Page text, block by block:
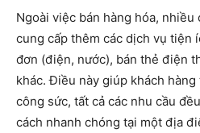
Ngoài việc bán hàng hóa,
cung cấp thêm các dịch vụ tiện
đơn (điện, nước), bán thẻ điện
khác. Điều này giúp khách
công sức, tất cả các nhu cầu
cách nhanh chóng tại một địa